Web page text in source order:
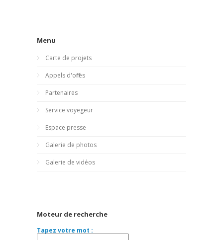
Menu
Carte de projets
Appels d'offres
Partenaires
Service voyegeur
Espace presse
Galerie de photos
Galerie de vidéos
Moteur de recherche
Tapez votre mot :